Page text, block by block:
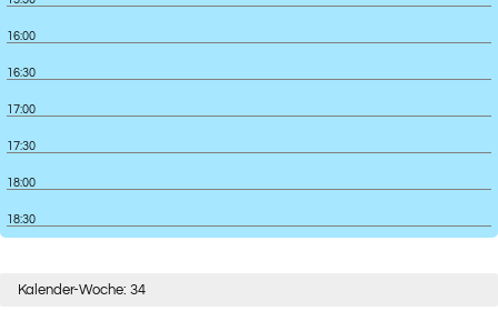
16:00
16:30
17:00
17:30
18:00
18:30
Kalender-Woche: 34